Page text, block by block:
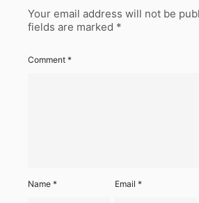
Your email address will not be
fields are marked *
Comment *
Name * Email*